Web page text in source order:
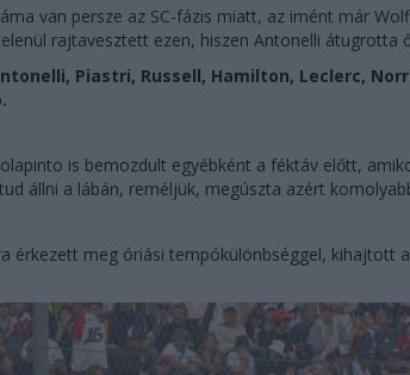
van persze az SC-fázis miatt, az imént már
rajtavesztett ezen, hiszen Antonelli átugrotta
Piastri, Russell, Hamilton, Leclerc,
is bemozdult egyébként a féktáv előtt,
állni a lábán, reméljük, megúszta azért
érkezett meg óriási tempókülönbséggel, kihajtott